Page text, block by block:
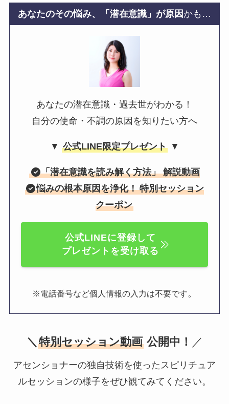
あなたのその悩み、「潜在意識」が原因 かも…
あなたの潜在意識・過去世がわかる！
自分の使命・不調の原因を知りたい方へ
▼ 公式LINE限定プレゼント▼
「潜在意識を読み解く方法」 解説動画
悩みの根本原因を浄化！ 特別セッション
クーポン
公式LINEに登録して
プレゼントを受け取る
※電話番号など個人情報の入力は不要です。
＼ 特別セッション動画公開中！ ／
アセンショナーの独自技術を使ったスピリチュア
ルセッションの様子をぜひ観てみてください。